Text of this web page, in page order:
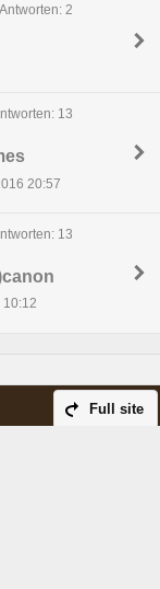
2
13
20:57
13
10:12
Full site